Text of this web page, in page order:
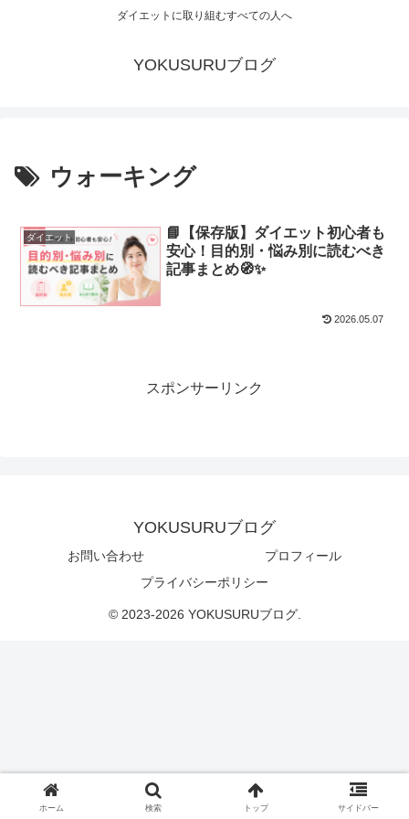
ダイエットに取り組むすべての人へ
YOKUSURUブログ
ウォーキング
ダイエット
📘【保存版】ダイエット初心者も
安心！目的別・悩み別に読むべき
記事まとめ🧭✨
2026.05.07
スポンサーリンク
YOKUSURUブログ
お問い合わせ
プロフィール
プライバシーポリシー
© 2023-2026 YOKUSURUブログ.
ホーム 検索 トップ サイドバー